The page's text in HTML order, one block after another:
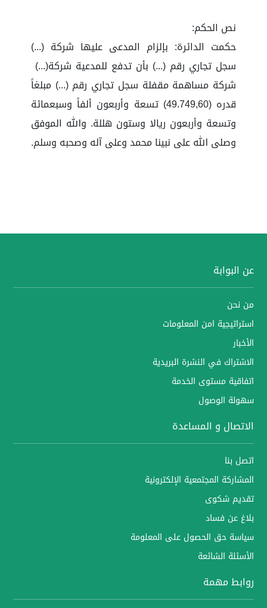
نص الحكم:
حكمت الدائرة: بإلزام المدعى عليها شركة (...)
سجل تجاري رقم (...) بأن تدفع للمدعية شركة(...)
شركة مساهمة مقفلة سجل تجاري رقم (...) مبلغاً
قدره (49.749,60) تسعة وأربعون ألفاً وسبعمائة
وتسعة وأربعون ريالا وستون هللة. والله الموفق
وصلى الله على نبينا محمد وعلى آله وصحبه وسلم.
عن البوابة
من نحن
استراتيجية امن المعلومات
الأخبار
الاشتراك في النشرة البريدية
اتفاقية مستوى الخدمة
سهولة الوصول
الاتصال و المساعدة
اتصل بنا
المشاركة المجتمعية الإلكترونية
تقديم شكوى
بلاغ عن فساد
سياسة حق الحصول على المعلومة
الأسئلة الشائعة
روابط مهمة